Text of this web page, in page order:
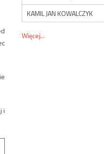
i
KAMIL JAN KOWALCZYK
Więcej...